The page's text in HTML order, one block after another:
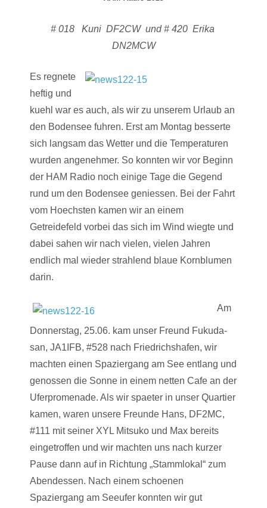
# 018 Kuni DF2CW und # 420 Erika
DN2MCW
Es regnete
heftig und
kuehl war es auch, als wir zu unserem Urlaub an
den Bodensee fuhren. Erst am Montag besserte
sich langsam das Wetter und die Temperaturen
wurden angenehmer. So konnten wir vor Beginn
der HAM Radio noch einige Tage die Gegend
rund um den Bodensee geniessen. Bei der Fahrt
vom Hoechsten kamen wir an einem
Getreidefeld vorbei das sich im Wind wiegte und
dabei sahen wir nach vielen, vielen Jahren
endlich mal wieder strahlend blaue Kornblumen
darin.
Am
Donnerstag, 25.06. kam unser Freund Fukuda-
san, JA1IFB, #528 nach Friedrichshafen, wir
machten einen Spaziergang am See entlang und
genossen die Sonne in einem netten Cafe an der
Uferpromenade. Als wir spaeter in unser Quartier
kamen, waren unsere Freunde Hans, DF2MC,
#111 mit seiner XYL Mitsuko und Max bereits
eingetroffen und wir machten uns nach kurzer
Pause dann auf in Richtung „Stammlokal“ zum
Abendessen. Nach einem schoenen
Spaziergang am Seeufer konnten wir gut